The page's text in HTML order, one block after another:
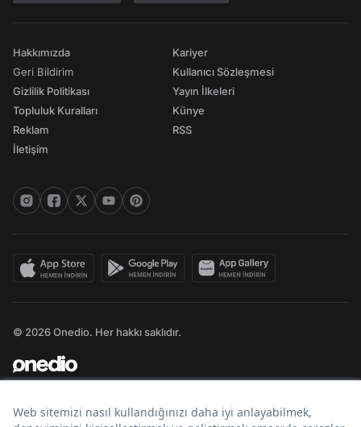
Hakkımızda
Geri Bildirim
Gizlilik Politikası
Topluluk Kuralları
Reklam
İletişim
Kariyer
Kullanıcı Sözleşmesi
Yayın İlkeleri
Künye
RSS
© 2026 Onedio. Her hakkı saklıdır.
Bir markasıdır.